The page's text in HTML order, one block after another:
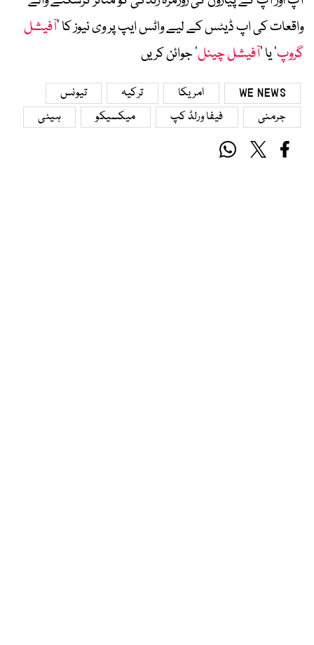
واقعات کی اپ ڈیٹس کے لیے واٹس ایپ پر وی نیوز کا ’آفیشل
گروپ‘ یا ’آفیشل چینل‘ جوائن کریں
WE NEWS امریکا ترکیہ
تیونس
جرمنی
فیفا ورلڈ کپ میکسیکو ہیٹی